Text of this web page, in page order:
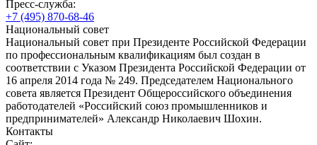
Пресс-служба:
+7 (495) 870-68-46
Национальный совет
Национальный совет при Президенте Российской Федерации
по профессиональным квалификациям был создан в
соответствии с Указом Президента Российской Федерации от
16 апреля 2014 года № 249. Председателем Национального
совета является Президент Общероссийского объединения
работодателей «Российский союз промышленников и
предпринимателей» Александр Николаевич Шохин.
Контакты